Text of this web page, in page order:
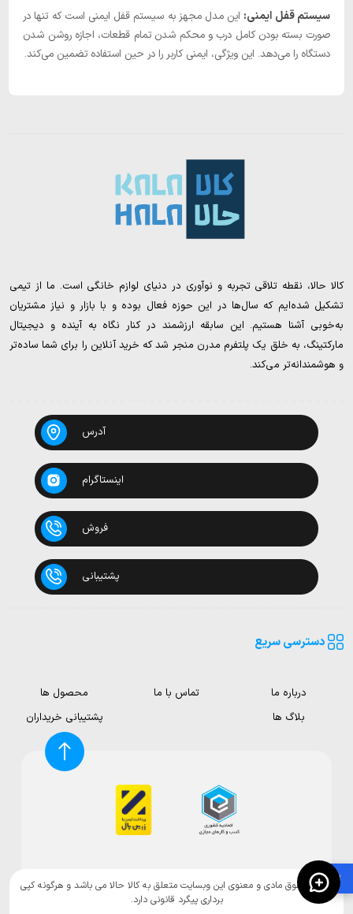
🛍️
سیستم قفل ایمنی: این مدل مجهز به سیستم قفل ایمنی است که تنها در
صورت بسته بودن کامل درب و محکم شدن تمام قطعات، اجازه روشن شدن
دستگاه را می‌دهد. این ویژگی، ایمنی کاربر را در حین استفاده تضمین می‌کند.
کالا حالا، نقطه تلاقی تجربه و نوآوری در دنیای لوازم خانگی است. ما از تیمی
تشکیل شده‌ایم که سال‌ها در این حوزه فعال بوده و با بازار و نیاز مشتریان
به‌خوبی آشنا هستیم. این سابقه ارزشمند در کنار نگاه به آینده و دیجیتال
مارکتینگ، به خلق یک پلتفرم مدرن منجر شد که خرید آنلاین را برای شما ساده‌تر
و هوشمندانه‌تر می‌کند.
آدرس
اینستاگرام
فروش
پشتیبانی
دسترسی سریع
درباره ما تماس با ما
محصول ها
بلاگ ها
پشتیبانی خریداران
تمامی حقوق مادی و معنوی این وبسایت متعلق به کالا حالا می باشد و هرگونه کپی
برداری پیگرد قانونی دارد.